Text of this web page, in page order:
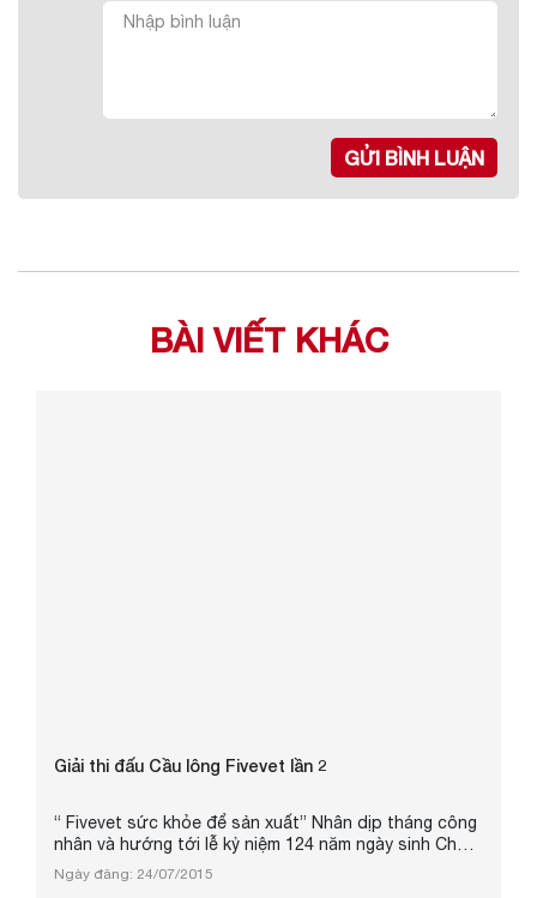
GỬI BÌNH LUẬN
BÀI VIẾT KHÁC
Giải thi đấu Cầu lông Fivevet lần 2
“ Fivevet sức khỏe để sản xuất” Nhân dịp tháng công
nhân và hướng tới lễ kỷ niệm 124 năm ngày sinh Chủ
tịch Hồ Chí Minh 19/05/1890 - 19/05/2014, sáng ngày
17 tháng 05 năm 2014 tại nhà thi đấu Huyện Thường
Ngày đăng: 24/07/2015